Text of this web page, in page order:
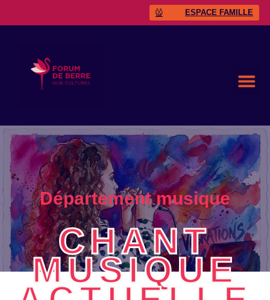
ESPACE FAMILLE
Département musique
CHANT
MUSIQUE